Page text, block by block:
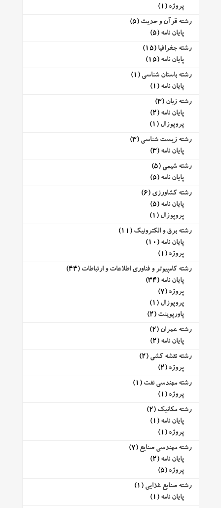
پروژه (1)
رشته قرآن و حدیث (5)
پایان نامه (5)
رشته جغرافیا (15)
پایان نامه (15)
رشته باستان شناسی (1)
پایان نامه (1)
رشته زبان (3)
پایان نامه (2)
پروپوزال (1)
رشته زیست شناسی (3)
پایان نامه (3)
رشته شیمی (5)
پایان نامه (5)
رشته کشاورزی (6)
پایان نامه (5)
پروپوزال (1)
رشته برق و الکترونیک (11)
پایان نامه (10)
پروژه (1)
رشته کامپیوتر و فناوری اطلاعات و ارتباطات (44)
پایان نامه (34)
پروژه (7)
پروپوزال (1)
پاورپوینت (2)
رشته عمران (2)
پایان نامه (2)
رشته نقشه کشی (2)
پروژه (2)
رشته مهندسی نفت (1)
پروژه (1)
رشته مکانیک (2)
پایان نامه (1)
پروژه (1)
رشته مهندسی صنایع (7)
پایان نامه (2)
پروژه (5)
رشته صنایع غذایی (1)
پایان نامه (1)